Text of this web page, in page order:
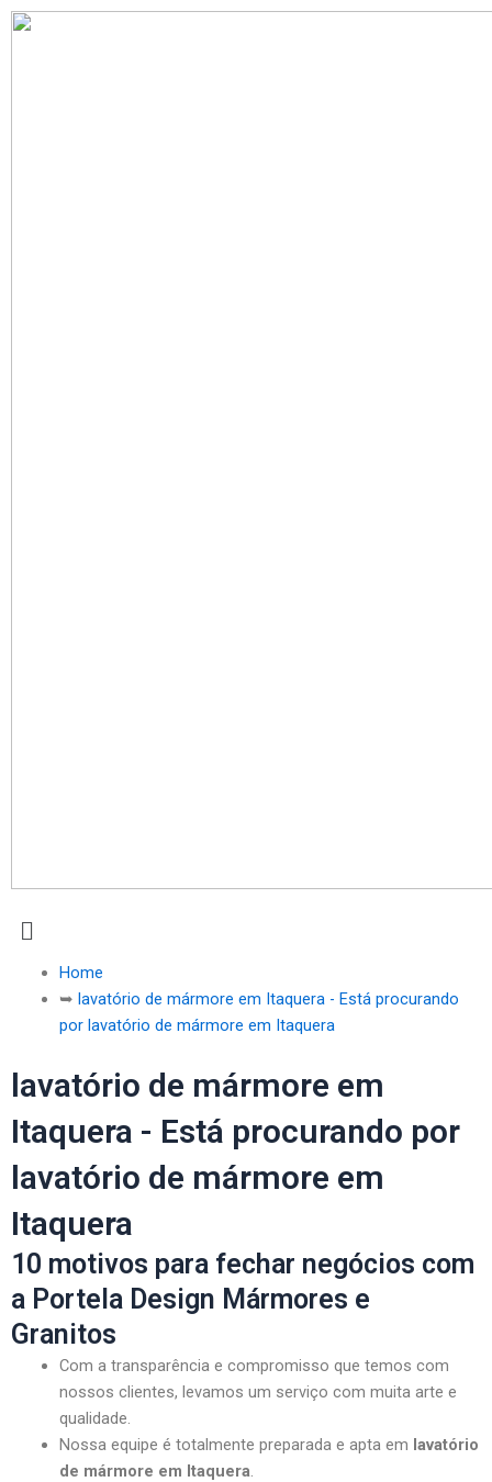
Menu
Home
➥ lavatório de mármore em Itaquera - Está procurando
por lavatório de mármore em Itaquera
lavatório de mármore em
Itaquera - Está procurando por
lavatório de mármore em
Itaquera
10 motivos para fechar negócios com
a Portela Design Mármores e
Granitos
Com a transparência e compromisso que temos com
nossos clientes, levamos um serviço com muita arte e
qualidade.
Nossa equipe é totalmente preparada e apta em lavatório
de mármore em Itaquera.